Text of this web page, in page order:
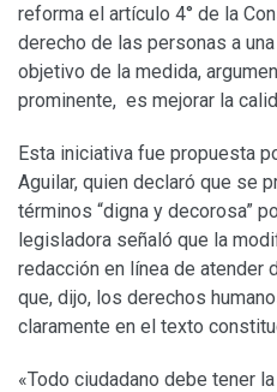
reforma el artículo 4° de la
derecho de las personas a una
objetivo de la medida,
prominente, es mejorar la
Esta iniciativa fue propuesta
Aguilar, quien declaró que se
términos “digna y decorosa”
legisladora señaló que la
redacción en línea de atender
que, dijo, los derechos
claramente en el texto
«Todo ciudadano debe tener